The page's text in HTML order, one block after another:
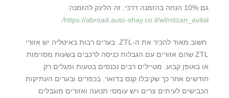
גם 10% הנחה בהזמנה דרכי. זה הלינק להזמנה:
https://abroad.auto-shay.co.il/wl/nitzan_avital/
חשוב מאוד להכיר את ה-ZTL. בערים רבות באיטליה יש אזורי
ZTL שהם אזורים עם הגבלות כניסה לרכבים בשעות מסוימות
או באופן קבוע. מטיילים רבים נכנסים בטעות ומגלים רק
חודשים אחר כך שקיבלו קנס בדואר. בכפרים ובערים העתיקות
הכבישים לעיתים צרים ויש עומסי תנועה ואזורים מוגבלים